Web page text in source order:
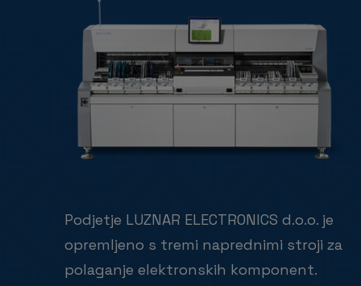
Podjetje LUZNAR ELECTRONICS d.o.o. je
opremljeno s tremi naprednimi stroji za
polaganje elektronskih komponent.